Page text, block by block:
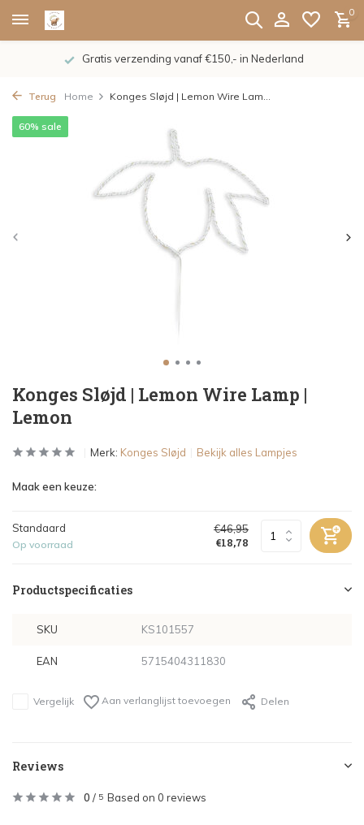
0
Gratis verzending vanaf €150,- in Nederland
Terug Home Konges Sløjd | Lemon Wire Lam...
Konges Sløjd | Lemon Wire Lamp |
Lemon
60% sale
Merk: Konges Sløjd Bekijk alles Lampjes
Maak een keuze:
Standaard
Op voorraad
€46,95
€18,78
Productspecificaties
SKU KS101557
EAN 5715404311830
Vergelijk Aan verlanglijst toevoegen Delen
Reviews
0 / 5 Based on 0 reviews